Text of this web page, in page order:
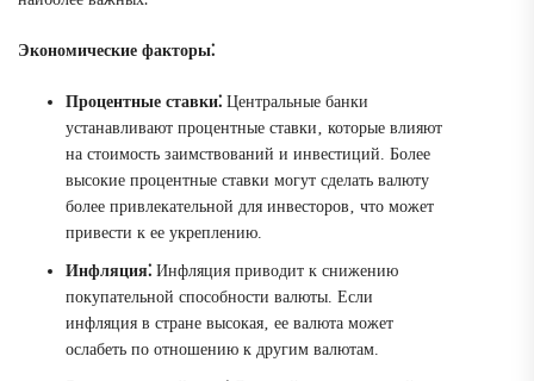
Экономические факторы⁚
Процентные ставки⁚ Центральные банки
устанавливают процентные ставки‚ которые влияют
на стоимость заимствований и инвестиций. Более
высокие процентные ставки могут сделать валюту
более привлекательной для инвесторов‚ что может
привести к ее укреплению.
Инфляция⁚ Инфляция приводит к снижению
покупательной способности валюты. Если
инфляция в стране высокая‚ ее валюта может
ослабеть по отношению к другим валютам.